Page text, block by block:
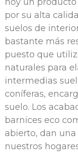
por su alta
suelos de
bastante más
puesto que
naturales para
intermedias
coníferas,
suelo. Los
barnices eco
abierto, dan
nuestros